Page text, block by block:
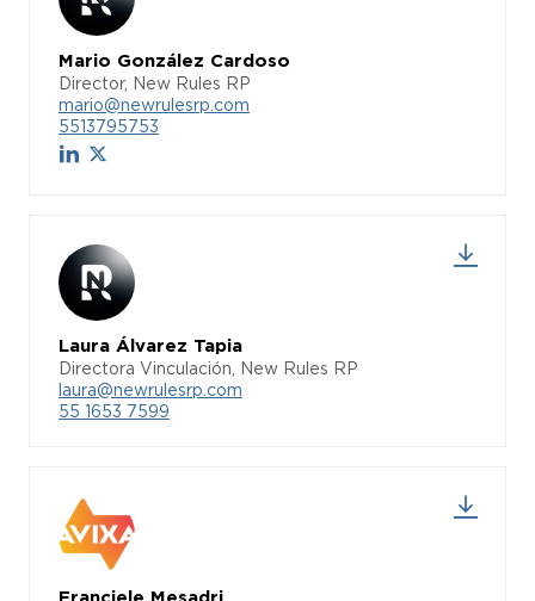
Mario González Cardoso
Director, New Rules RP
mario@newrulesrp.com
5513795753
Laura Álvarez Tapia
Directora Vinculación, New Rules RP
laura@newrulesrp.com
55 1653 7599